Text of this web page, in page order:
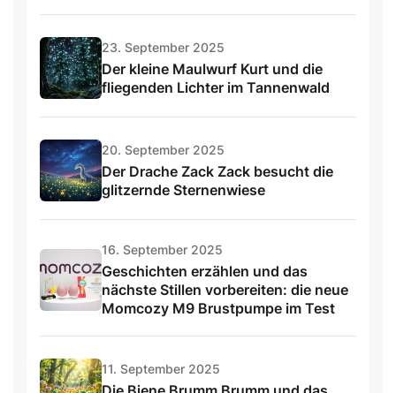
23. September 2025
Der kleine Maulwurf Kurt und die
fliegenden Lichter im Tannenwald
20. September 2025
Der Drache Zack Zack besucht die
glitzernde Sternenwiese
16. September 2025
Geschichten erzählen und das
nächste Stillen vorbereiten: die neue
Momcozy M9 Brustpumpe im Test
11. September 2025